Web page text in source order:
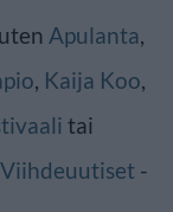
Apulanta,
, Kaija Koo,
tai
Viihdeuutiset -